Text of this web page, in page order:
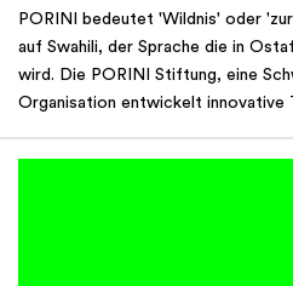
PORINI bedeutet 'Wildnis' oder
auf Swahili, der Sprache die in
wird. Die PORINI Stiftung, eine
Organisation entwickelt innovative
auf der ganzen Welt.